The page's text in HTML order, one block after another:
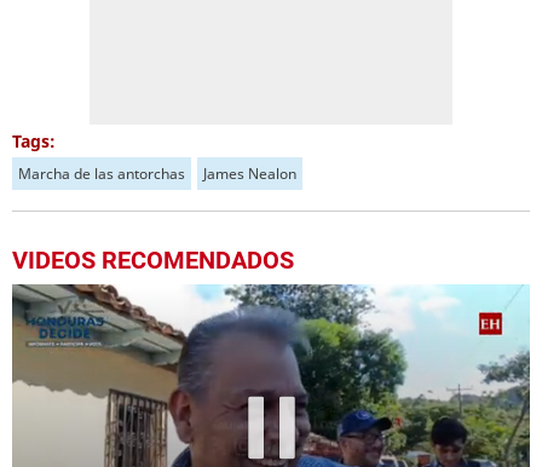
Tags:
Marcha de las antorchas James Nealon
VIDEOS RECOMENDADOS